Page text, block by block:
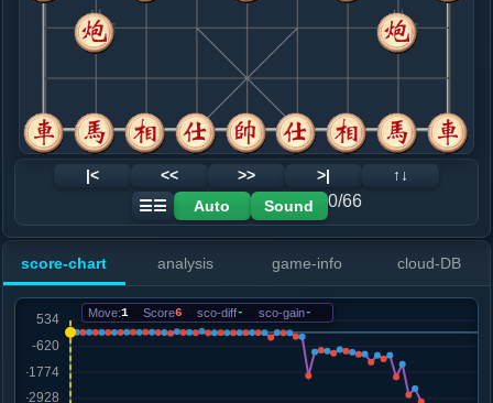
.....士４进５
10. 相七进五
红+0
兵七进一
.....车８退１
红+2
马８进７
黑+12
兵七进一
.....马８进９
红+53
马８进７
12. 车四平二
黑+17
马三退四
黑+16
13. 车八平二
黑+12
.....车１进２
黑+9
砲７进４
15. 炮八退二
黑+12
炮八退八
.....马２进３
马２进４
16. 车二进二
|< << >> >|
↑↓
☰☰
Auto Sound 0/66
score-chart analysis game-info cloud-DB
Move:1 Score6 sco-diff- sco-gain-